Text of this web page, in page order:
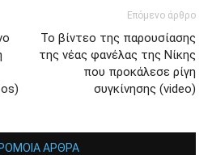
Επόμενο άρθρο
Το βίντεο της παρουσίασης
της νέας φανέλας της Νίκης
που προκάλεσε ρίγη
συγκίνησης (video)
ΑΡΘΡΑ